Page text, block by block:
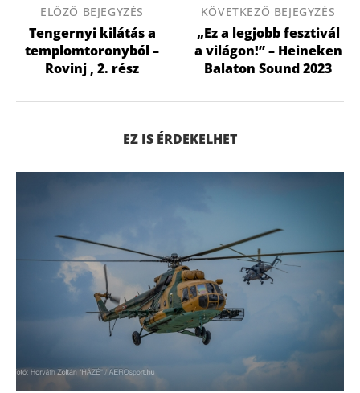
ELŐZŐ BEJEGYZÉS
Tengernyi kilátás a
templomtoronyból –
Rovinj , 2. rész
KÖVETKEZŐ BEJEGYZÉS
„Ez a legjobb fesztivál
a világon!” – Heineken
Balaton Sound 2023
EZ IS ÉRDEKELHET